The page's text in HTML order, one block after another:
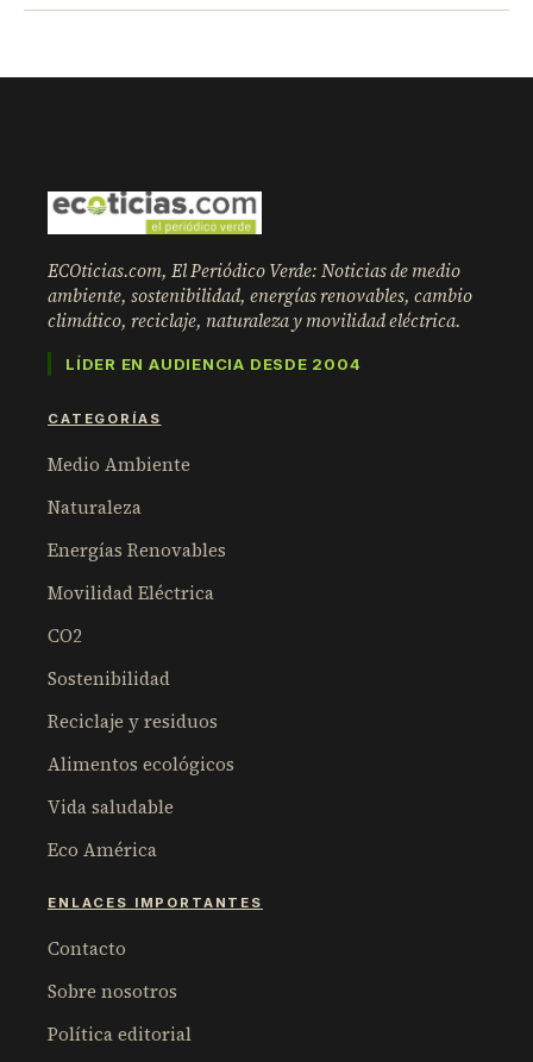
ECOticias.com, El Periódico Verde: Noticias de medio
ambiente, sostenibilidad, energías renovables, cambio
climático, reciclaje, naturaleza y movilidad eléctrica.
LÍDER EN AUDIENCIA DESDE 2004
CATEGORÍAS
Medio Ambiente
Naturaleza
Energías Renovables
Movilidad Eléctrica
CO2
Sostenibilidad
Reciclaje y residuos
Alimentos ecológicos
Vida saludable
Eco América
ENLACES IMPORTANTES
Contacto
Sobre nosotros
Política editorial